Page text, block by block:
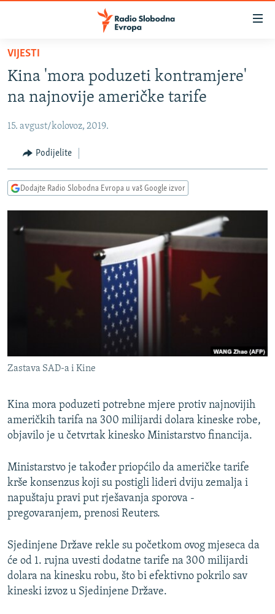
Pređite
glavni
sadržaj
na
navigaciju
Pređite
na
BOSNA I HERCEGOVINA
KOSOVO
CRNA GORA
VIDEO
INFOGRAFIKE
PODCASTI
KINA NA BALKANU
RSE PRIČE IZ SVIJETA
ISPRIČAJ MI
POPLAVE I KLIZIŠTA U BIH 2024.
TV LIBERTY
POST SCRIPTUM
MOJA EVROPA
TRI DECENIJE OD RATA U BIH
SVE KARTE DEJTONA
PRATITE NAS
Sve RFE/RL stranice
VIJESTI
Kina 'mora poduzeti kontramjere'
na najnovije američke tarife
15. avgust/kolovoz, 2019.
Podijelite
Dodajte Radio Slobodna Evropa u vaš Google izvor
Zastava SAD-a i Kine
Kina mora poduzeti potrebne mjere protiv najnovijih
američkih tarifa na 300 milijardi dolara kineske robe,
objavilo je u četvrtak kinesko Ministarstvo financija.
Ministarstvo je također priopćilo da američke tarife
krše konsenzus koji su postigli lideri dviju zemalja i
napuštaju pravi put rješavanja sporova -
pregovaranjem, prenosi Reuters.
Sjedinjene Države rekle su početkom ovog mjeseca da
će od 1. rujna uvesti dodatne tarife na 300 milijardi
dolara na kinesku robu, što bi efektivno pokrilo sav
kineski izvoz u Sjedinjene Države.